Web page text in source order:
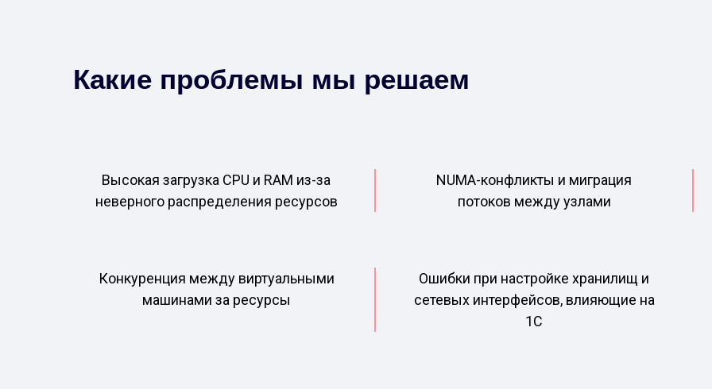
Какие проблемы мы решаем
Высокая загрузка CPU и RAM из-за
неверного распределения ресурсов
NUMA-конфликты и миграция
потоков между узлами
Конкуренция между виртуальными
машинами за ресурсы
Ошибки при настройке хранилищ и
сетевых интерфейсов, влияющие на
1С